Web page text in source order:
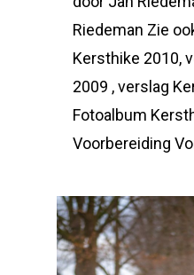
Riedeman Zie
Kersthike 2010,
2009 , verslag
Fotoalbum
Voorbereiding